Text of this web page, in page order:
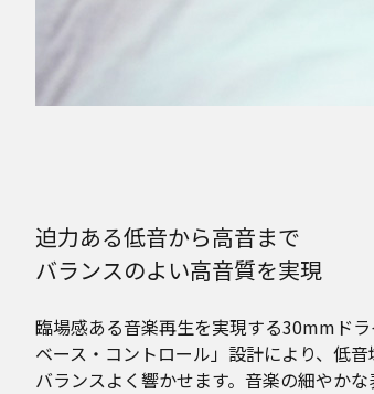
迫力ある低音から高音まで
バランスのよい高音質を実現
臨場感ある音楽再生を実現する30mmド
ベース・コントロール」設計により、低
バランスよく響かせます。音楽の細やか